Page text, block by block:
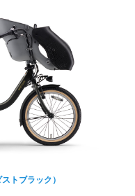
トブラック）